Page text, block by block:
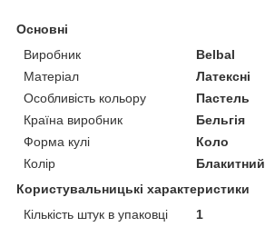
Основні
Виробник
Belbal
Матеріал
Латексні
Особливість кольору
Пастель
Країна виробник
Бельгія
Форма кулі
Коло
Колір
Блакитний
Користувальницькі характеристики
Кількість штук в упаковці
1